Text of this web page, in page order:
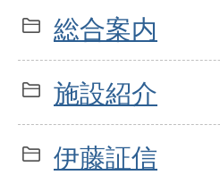
総合案内
施設紹介
伊藤証信